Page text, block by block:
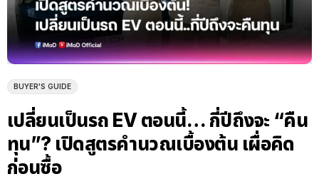
BUYER'S GUIDE
เปลี่ยนเป็นรถ EV ตอนนี้… กี่ปีถึงจะ “คืน
ทุน”? เปิดสูตรคำนวณเบื้องต้น เผื่อคิด
ก่อนซื้อ